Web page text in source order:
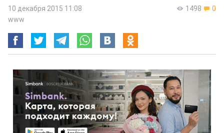
1498 0
10 декабря 2015 11:08
www